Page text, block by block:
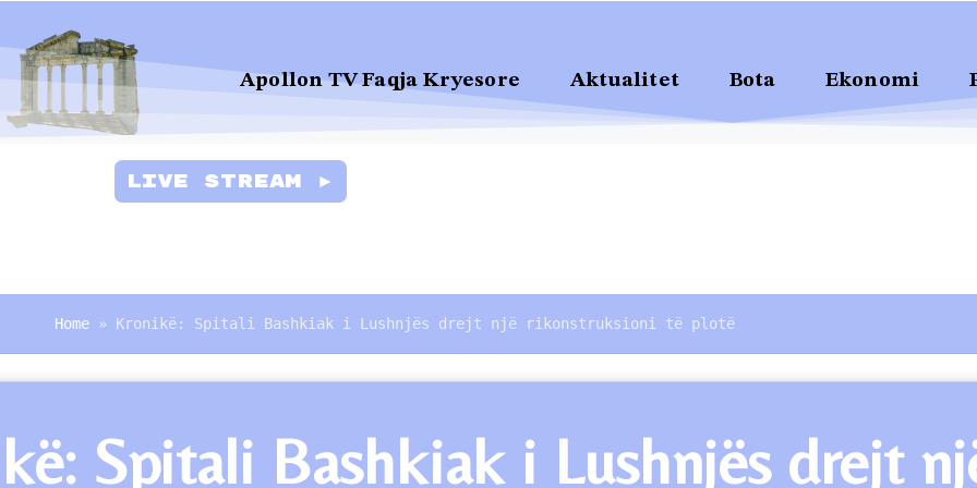
Apollon TV Faqja Kryesore Aktualitet Bota Ekonomi
Live Stream ►
Home » Kronikë: Spitali Bashkiak i Lushnjës drejt një rikonstruksioni të plotë
Spitali Bashkiak i Lushnjës drejt